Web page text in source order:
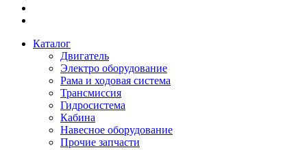
Каталог
Двигатель
Электро оборудование
Рама и ходовая система
Трансмиссия
Гидросистема
Кабина
Навесное оборудование
Прочие запчасти